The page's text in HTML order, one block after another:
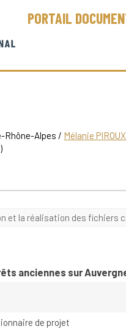
PORTAIL
Rhône-Alpes / Mélanie
et la réalisation des fichiers
anciennes sur
de projet